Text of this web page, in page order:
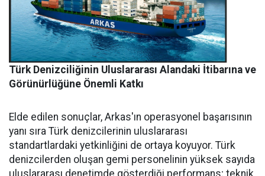
Türk Denizciliğinin Uluslararası Alandaki İtibarına ve
Görünürlüğüne Önemli Katkı
Elde edilen sonuçlar, Arkas'ın operasyonel başarısının
yanı sıra Türk denizcilerinin uluslararası
standartlardaki yetkinliğini de ortaya koyuyor. Türk
denizcilerden oluşan gemi personelinin yüksek sayıda
uluslararası denetimde gösterdiği performans; teknik